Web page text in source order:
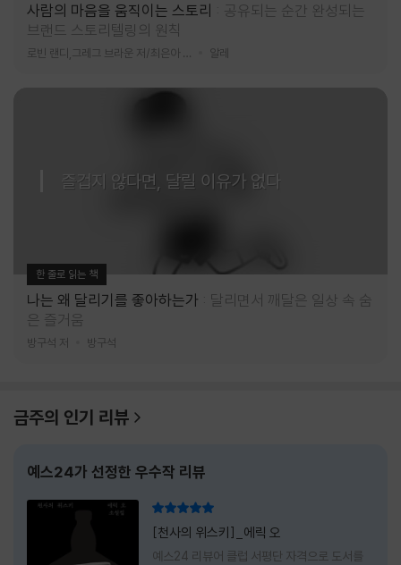
사람의 마음을 움직이는 스토리
공유되는 순간 완성되는
브랜드 스토리텔링의 원칙
알레
즐겁지 않다면, 달릴 이유가 없다
한 줄로 읽는 책
나는 왜 달리기를 좋아하는가
달리면서 깨달은 일상 속 숨
은 즐거움
방구석 저 방구석
금주의 인기 리뷰
예스24가 선정한 우수작 리뷰
[천사의 위스키]_에릭 오
예스24 리뷰어 클럽 서평단 자격으로 도서를